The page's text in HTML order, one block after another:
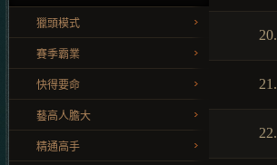
獵頭模式
賽季霸業
快得要命
藝高人膽大
精通高手
20.
21.
22.